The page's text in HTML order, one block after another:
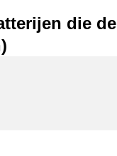
die de